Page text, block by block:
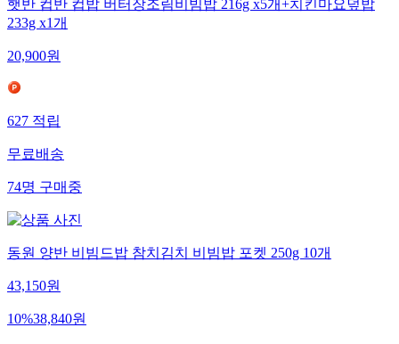
햇반 컵반 컵밥 버터장조림비빔밥 216g x5개+치킨마요덮밥
233g x1개
20,900원
627 적립
무료배송
74명 구매중
동원 양반 비빔드밥 참치김치 비빔밥 포켓 250g 10개
43,150원
10%38,840원